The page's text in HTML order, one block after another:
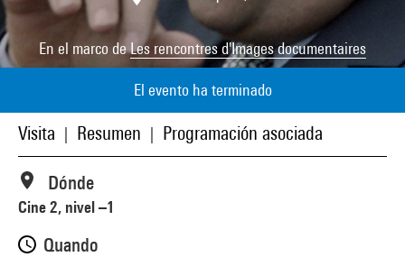
En el marco deLes rencontres d'Images documentaires
El evento ha terminado
Visita Resumen Programación asociada
Dónde
Cine 2, nivel –1
Quando